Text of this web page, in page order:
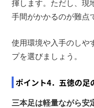
揮します。ただし、現
手間がかかるのが難点
使用環境や入手のしや
プを選びましょう。
ポイント4．五徳の足
三本足は軽量ながら安